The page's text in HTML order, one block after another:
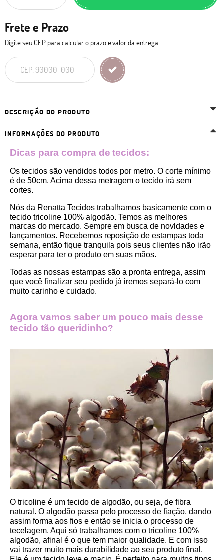
Frete e Prazo
Digite seu CEP para calcular o prazo e valor da entrega
DESCRIÇÃO DO PRODUTO
INFORMAÇÕES DO PRODUTO
Dicas para compra de tecidos:
Os tecidos são vendidos todos por metro. O corte mínimo
é de 50cm. Acima dessa metragem o tecido irá sem
cortes.
Nós da Renatta Tecidos trabalhamos basicamente com o
tecido tricoline 100% algodão. Temos as melhores
marcas do mercado. Sempre em busca de novidades e
lançamentos. Recebemos reposição de estampas toda
semana, então fique tranquila pois seus clientes não irão
esperar para ter o produto em suas mãos.
Todas as nossas estampas são a pronta entrega, assim
que você finalizar seu pedido já iremos separá-lo com
muito carinho e cuidado.
Agora vamos saber um pouco mais desse
tecido tão queridinho?
O tricoline é um tecido de algodão, ou seja, de fibra
natural. O algodão passa pelo processo de fiação, dando
assim forma aos fios e então se inicia o processo de
tecelagem. Aqui só trabalhamos com o tricoline 100%
algodão, afinal é o que tem maior qualidade. E com isso
vai trazer muito mais durabilidade ao seu produto final.